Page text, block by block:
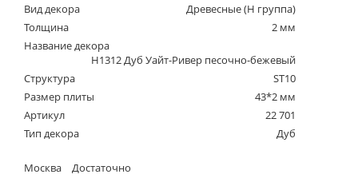
Вид декора
Древесные (Н группа)
Толщина
2 мм
Название декора
H1312 Дуб Уайт-Ривер песочно-бежевый
Структура
ST10
Размер плиты
43*2 мм
Артикул
22 701
Тип декора
Дуб
Москва Достаточно